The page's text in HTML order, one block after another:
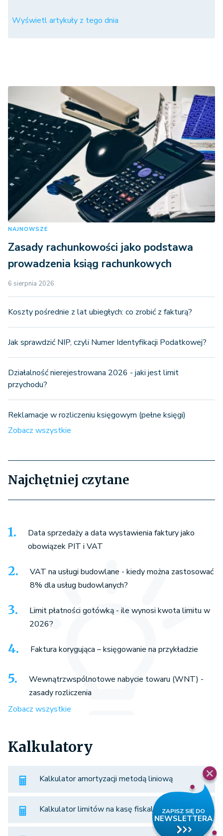
Wyświetl artykuły z tego dnia
NAJNOWSZE
Zasady rachunkowości jako podstawa
prowadzenia ksiąg rachunkowych
6 sierpnia 2026
Koszty pośrednie z lat ubiegłych: co zrobić z fakturą?
Jak sprawdzić NIP, czyli Numer Identyfikacji Podatkowej?
Działalność nierejestrowana 2026 - jaki jest limit
przychodu?
Reklamacje w rozliczeniu księgowym (pełne księgi)
Zobacz wszystkie
Najchętniej czytane
Data sprzedaży a data wystawienia faktury jako
obowiązek PIT i VAT
VAT na usługi budowlane - kiedy można zastosować
8% dla usług budowlanych?
Limit płatności gotówką - ile wynosi kwota limitu w
2026?
Faktura korygująca – księgowanie na przykładzie
Wewnątrzwspólnotowe nabycie towaru (WNT) -
zasady rozliczenia
Zobacz wszystkie
Kalkulatory
Kalkulator amortyzacji metodą liniową
Kalkulator limitów na kasę fiskalną